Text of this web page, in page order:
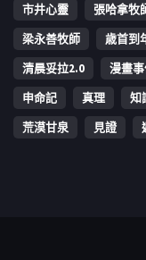
市井心靈
張哈拿牧
梁永善牧師
歳首到
清晨妥拉2.0
漫畫
申命記
真理 知
荒漠甘泉
見證